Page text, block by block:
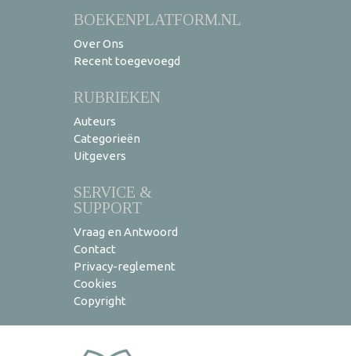
BOEKENPLATFORM.NL
Over Ons
Recent toegevoegd
RUBRIEKEN
Auteurs
Categorieën
Uitgevers
SERVICE &
SUPPORT
Vraag en Antwoord
Contact
Privacy-reglement
Cookies
Copyright